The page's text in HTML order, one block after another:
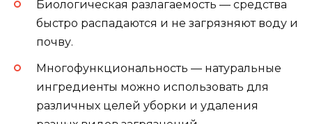
Биологическая разлагаемость — средства
быстро распадаются и не загрязняют воду и
почву.
Многофункциональность — натуральные
ингредиенты можно использовать для
различных целей уборки и удаления